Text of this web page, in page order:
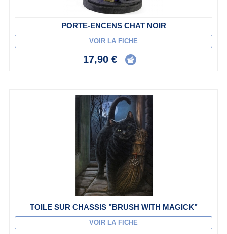
PORTE-ENCENS CHAT NOIR
VOIR LA FICHE
17,90 €
TOILE SUR CHASSIS "BRUSH WITH MAGICK"
VOIR LA FICHE